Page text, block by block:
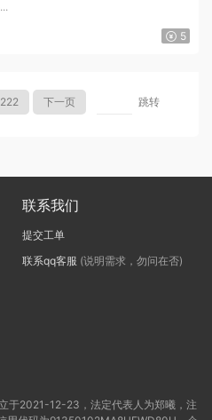
5
222 下一页 跳转
联系我们
提交工单
联系qq客服 (说明需求，勿问在否)
于2021-12-23，法定代表人为郑曦，注